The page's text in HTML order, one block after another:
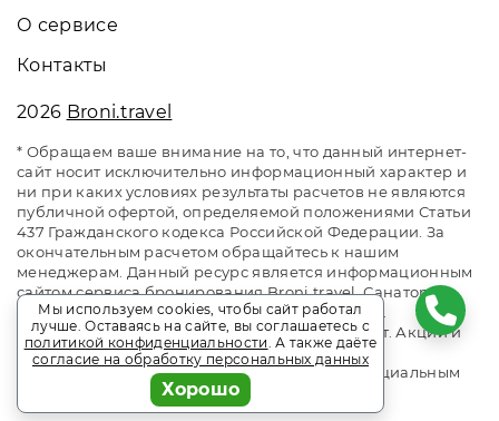
О сервисе
Контакты
2026 Broni.travel
* Обращаем ваше внимание на то, что данный интернет-
сайт носит исключительно информационный характер и
ни при каких условиях результаты расчетов не являются
публичной офертой, определяемой положениями Статьи
437 Гражданского кодекса Российской Федерации. За
окончательным расчетом обращайтесь к нашим
менеджерам. Данный ресурс является информационным
сайтом сервиса бронирования Broni.travel. Санаторий
«Летцы». Сайт онлайн бронирования номеров.
Актуальные цены, прайс-листы и наличие мест. Акции и
спецпредложения. Выгодное бронирование.
Индивидуальный менеджер. Не является официальным
сайтом объекта размещения.
Мы используем cookies, чтобы сайт работал
лучше. Оставаясь на сайте, вы соглашаетесь с
политикой конфиденциальности. А также даёте
согласие на обработку персональных данных
Хорошо